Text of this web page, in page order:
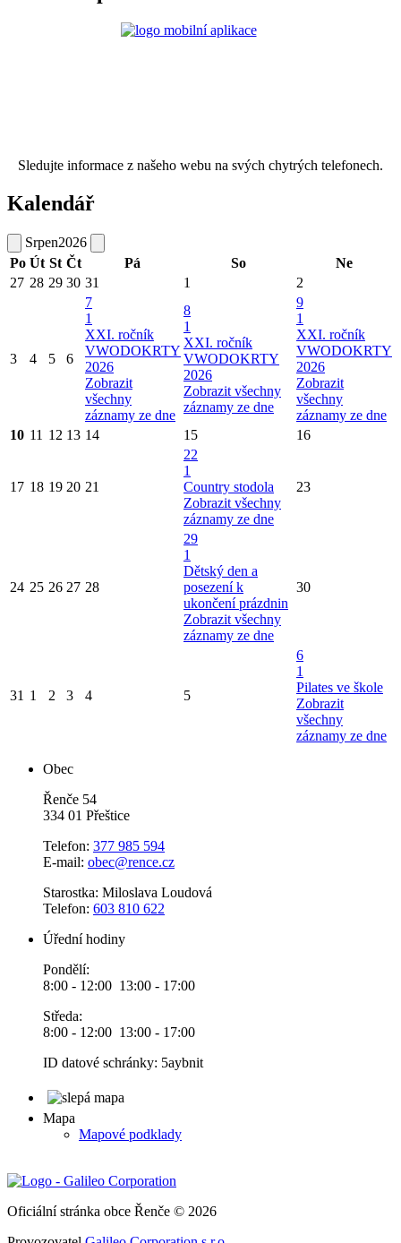
Sledujte informace z našeho webu na svých chytrých telefonech.
Kalendář
Srpen2026
Po Út St Čt Pá So
Ne
27 28 29 30 31 1 2
3 4 5 6
7
1
XXI. ročník
VWODOKRTY
2026
Zobrazit
všechny
záznamy ze dne
8
1
XXI. ročník
VWODOKRTY
2026
Zobrazit všechny
záznamy ze dne
9
1
XXI. ročník
VWODOKRTY
2026
Zobrazit
všechny
záznamy ze dne
10 11 12 13 14 15 16
17 18 19 20 21
22
1
Country stodola
Zobrazit všechny
záznamy ze dne
23
24 25 26 27 28
29
1
Dětský den a
posezení k
ukončení prázdnin
Zobrazit všechny
záznamy ze dne
30
31 1 2 3 4 5
6
1
Pilates ve škole
Zobrazit
všechny
záznamy ze dne
Obec
Řenče 54
334 01 Přeštice
Telefon: 377 985 594
E-mail: obec@rence.cz
Starostka: Miloslava Loudová
Telefon: 603 810 622
Úřední hodiny
Pondělí:
8:00 - 12:00 13:00 - 17:00
Středa:
8:00 - 12:00 13:00 - 17:00
ID datové schránky: 5aybnit
Mapa
Mapové podklady
Oficiální stránka obce Řenče © 2026